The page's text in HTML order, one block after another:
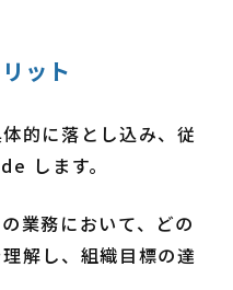
ット
的に落とし込み、従
します。
業務において、どの
解し、組織目標の達